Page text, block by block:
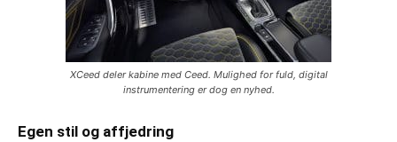
XCeed deler kabine med Ceed. Mulighed for fuld, digital
instrumentering er dog en nyhed.
Egen stil og affjedring